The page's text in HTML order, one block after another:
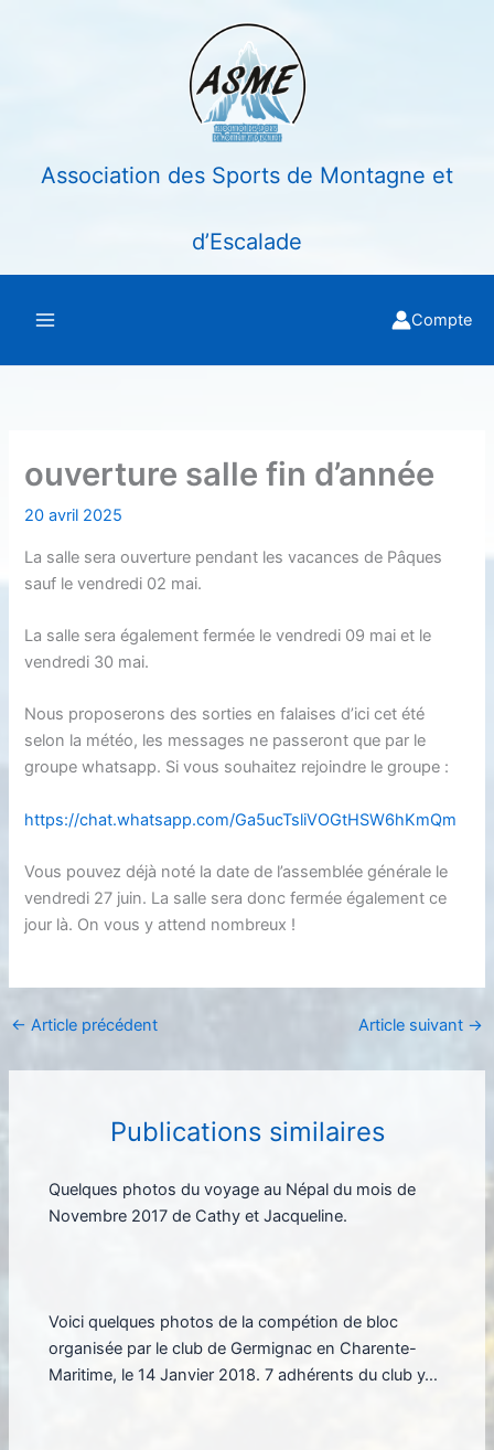
Association des Sports de Montagne et
d’Escalade
Compte
ouverture salle fin d’année
20 avril 2025
La salle sera ouverture pendant les vacances de Pâques
sauf le vendredi 02 mai.
La salle sera également fermée le vendredi 09 mai et le
vendredi 30 mai.
Nous proposerons des sorties en falaises d’ici cet été
selon la météo, les messages ne passeront que par le
groupe whatsapp. Si vous souhaitez rejoindre le groupe :
https://chat.whatsapp.com/Ga5ucTsliVOGtHSW6hKmQm
Vous pouvez déjà noté la date de l’assemblée générale le
vendredi 27 juin. La salle sera donc fermée également ce
jour là. On vous y attend nombreux !
← Article précédent Article suivant →
Publications similaires
Quelques photos du voyage au Népal du mois de
Novembre 2017 de Cathy et Jacqueline.
Voici quelques photos de la compétion de bloc
organisée par le club de Germignac en Charente-
Maritime, le 14 Janvier 2018. 7 adhérents du club y…